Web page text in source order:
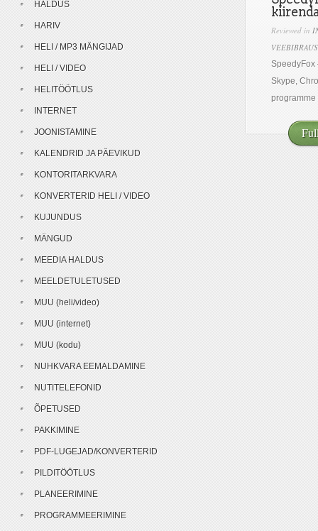
Reviewed in
SpeedyFox
Skype,
programme
HALDUS
HARIV
HELI / MP3 MÄNGIJAD
HELI / VIDEO
HELITÖÖTLUS
INTERNET
JOONISTAMINE
KALENDRID JA PÄEVIKUD
KONTORITARKVARA
KONVERTERID HELI / VIDEO
KUJUNDUS
MÄNGUD
MEEDIA HALDUS
MEELDETULETUSED
MUU (heli/video)
MUU (internet)
MUU (kodu)
NUHKVARA EEMALDAMINE
NUTITELEFONID
ÕPETUSED
PAKKIMINE
PDF-LUGEJAD/KONVERTERID
PILDITÖÖTLUS
PLANEERIMINE
PROGRAMMEERIMINE